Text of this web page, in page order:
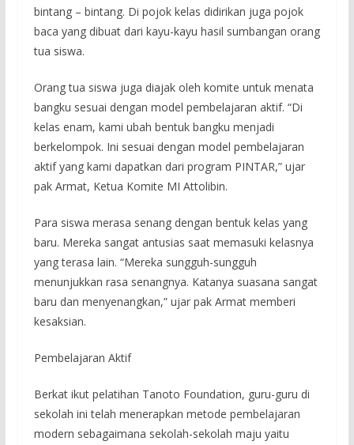
bintang – bintang. Di pojok kelas didirikan juga pojok
baca yang dibuat dari kayu-kayu hasil sumbangan orang
tua siswa.
Orang tua siswa juga diajak oleh komite untuk menata
bangku sesuai dengan model pembelajaran aktif. “Di
kelas enam, kami ubah bentuk bangku menjadi
berkelompok. Ini sesuai dengan model pembelajaran
aktif yang kami dapatkan dari program PINTAR,” ujar
pak Armat, Ketua Komite MI Attolibin.
Para siswa merasa senang dengan bentuk kelas yang
baru. Mereka sangat antusias saat memasuki kelasnya
yang terasa lain. “Mereka sungguh-sungguh
menunjukkan rasa senangnya. Katanya suasana sangat
baru dan menyenangkan,” ujar pak Armat memberi
kesaksian.
Pembelajaran Aktif
Berkat ikut pelatihan Tanoto Foundation, guru-guru di
sekolah ini telah menerapkan metode pembelajaran
modern sebagaimana sekolah-sekolah maju yaitu